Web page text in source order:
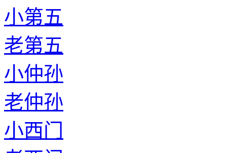
小第五
老第五
小仲孙
老仲孙
小西门